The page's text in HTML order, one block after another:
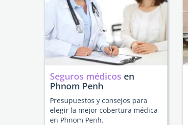
Seguros médicos en
Phnom Penh
Presupuestos y consejos para
elegir la mejor cobertura médica
en Phnom Penh.